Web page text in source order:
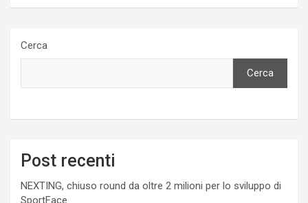
Cerca
Cerca
Post recenti
NEXTING, chiuso round da oltre 2 milioni per lo sviluppo di
SportFace